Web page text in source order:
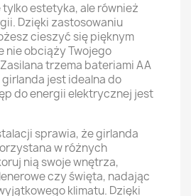
tylko estetyka, ale również
Dzięki zastosowaniu
cieszyć się pięknym
nie obciąży Twojego
trzema bateriami AA
jest idealna do
do energii elektrycznej jest
sprawia, że girlanda
w różnych
nią swoje wnętrza,
czy święta, nadając
klimatu. Dzięki